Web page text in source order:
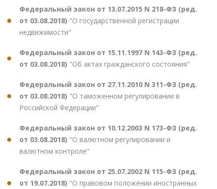
Федеральный закон от 13.07.2015 N 218-ФЗ (ред.
от 03.08.2018) "О государственной регистрации
недвижимости"
Федеральный закон от 15.11.1997 N 143-ФЗ (ред.
от 03.08.2018) "Об актах гражданского состояния"
Федеральный закон от 27.11.2010 N 311-ФЗ (ред.
от 03.08.2018) "О таможенном регулировании в
Российской Федерации"
Федеральный закон от 10.12.2003 N 173-ФЗ (ред.
от 03.08.2018) "О валютном регулировании и
валютном контроле"
Федеральный закон от 25.07.2002 N 115-ФЗ (ред.
от 19.07.2018) "О правовом положении иностранных